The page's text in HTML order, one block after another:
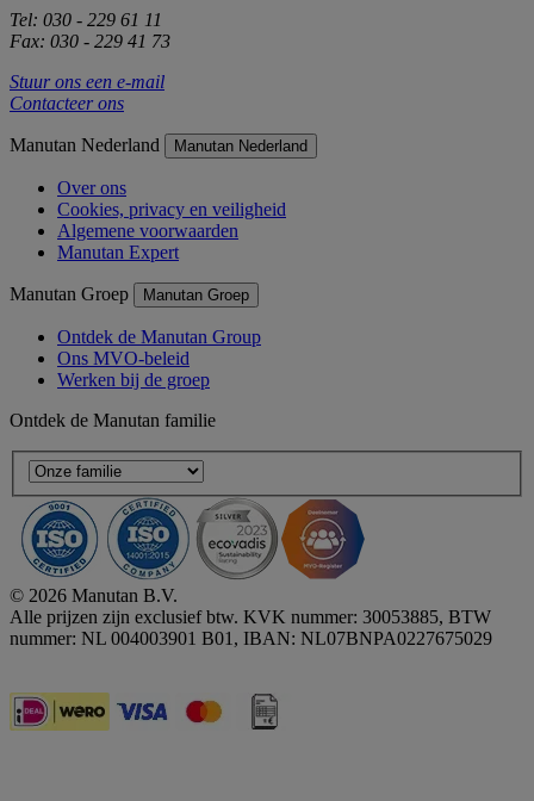
Tel: 030 - 229 61 11
Fax: 030 - 229 41 73
Stuur ons een e-mail
Contacteer ons
Manutan Nederland Manutan Nederland
Over ons
Cookies, privacy en veiligheid
Algemene voorwaarden
Manutan Expert
Manutan Groep Manutan Groep
Ontdek de Manutan Group
Ons MVO-beleid
Werken bij de groep
Ontdek de Manutan familie
© 2026 Manutan B.V.
Alle prijzen zijn exclusief btw. KVK nummer: 30053885, BTW
nummer: NL 004003901 B01, IBAN: NL07BNPA0227675029